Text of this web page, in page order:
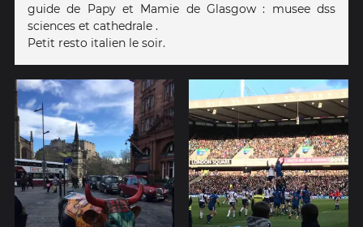
guide de Papy et Mamie de Glasgow : musee dss
sciences et cathedrale .
Petit resto italien le soir.